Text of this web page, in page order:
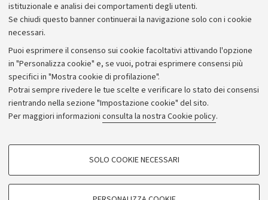
istituzionale e analisi dei comportamenti degli utenti.
Se chiudi questo banner continuerai la navigazione solo con i cookie
necessari.
Puoi esprimere il consenso sui cookie facoltativi attivando l'opzione
in "Personalizza cookie" e, se vuoi, potrai esprimere consensi più
specifici in "Mostra cookie di profilazione".
Potrai sempre rivedere le tue scelte e verificare lo stato dei consensi
rientrando nella sezione "Impostazione cookie" del sito.
Per maggiori informazioni consulta la nostra Cookie policy.
COOKIE DI PROFILAZIONE - FACOLTATIVI
SOLO COOKIE NECESSARI
Archivio
Comunicati stampa
Redazione
Rassegna stampa